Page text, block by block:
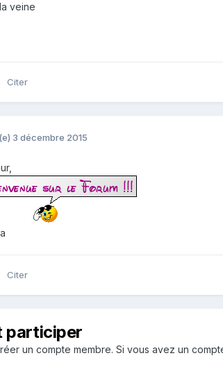
veine
Citer
3 décembre 2015
Citer
participer
un compte membre. Si vous avez un